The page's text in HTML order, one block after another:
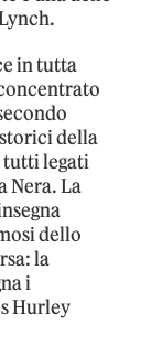
in tutta
della
tutti legati
Nera. La
dello
la
i
Hurley